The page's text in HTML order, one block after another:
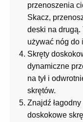
przenoszenia
Skacz,
deski na drugą.
używać nóg do
Skręty
dynamiczne
na tył i
skrętów.
Znajdź
doskokowe